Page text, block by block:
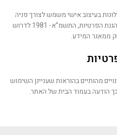
בעיצוב אישי משמש לצורך פניה
אישית אליך, אתה זכאי על-פי חוק הגנת הפרטיות, התשמ”א- 1981 לדרוש
ממאגר המידע.
מהותיים בהוראות שעניינן השימוש
הודעה בעמוד הבית של האתר.